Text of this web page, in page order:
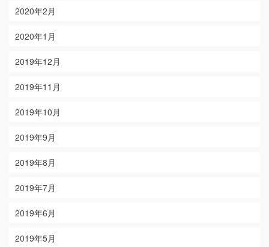
2020年2月
2020年1月
2019年12月
2019年11月
2019年10月
2019年9月
2019年8月
2019年7月
2019年6月
2019年5月